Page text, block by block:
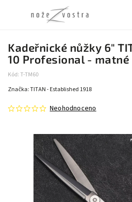
Kadeřnické nůžky 6"
10 Profesional - matné
Kód:T-TM60
Neohodnoceno
Značka:TITAN - Established 1918